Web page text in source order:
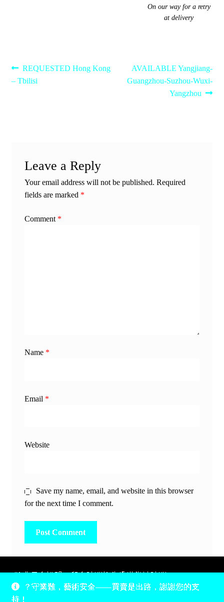
？守業難，藝術安全——買賣是出路，謝謝您的支
持！
On our way for a retry
at delivery
Post
Previous
post:
REQUESTED Hong Kong
– Tbilisi
Next
post:
AVAILABLE Yangjiang-
Guangzhou-Suzhou-Wuxi-
Yangzhou
Leave a Reply
Your email address will not be published. Required
fields are marked *
Comment *
Name *
Email *
Website
Save my name, email, and website in this browser
for the next time I comment.
所有跟錢有關的事情是港幣價，我們收信用卡、支付寶、